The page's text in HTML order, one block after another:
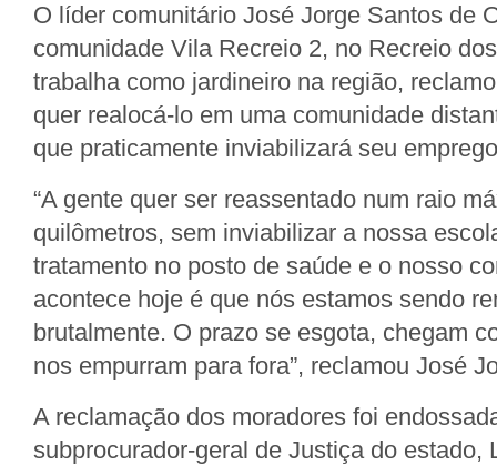
O líder comunitário José Jorge Santos de
comunidade Vila Recreio 2, no Recreio
trabalha como jardineiro na região,
quer realocá-lo em uma comunidade
que praticamente inviabilizará seu
“A gente quer ser reassentado num raio
quilômetros, sem inviabilizar a nossa
tratamento no posto de saúde e o nosso
acontece hoje é que nós estamos sendo
brutalmente. O prazo se esgota, chegam
nos empurram para fora”, reclamou José
A reclamação dos moradores foi
subprocurador-geral de Justiça do estado,